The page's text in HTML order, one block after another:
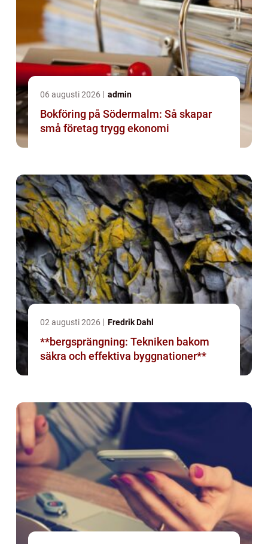
06 augusti 2026 admin
Bokföring på Södermalm: Så skapar
små företag trygg ekonomi
02 augusti 2026 Fredrik Dahl
**bergsprängning: Tekniken bakom
säkra och effektiva byggnationer**